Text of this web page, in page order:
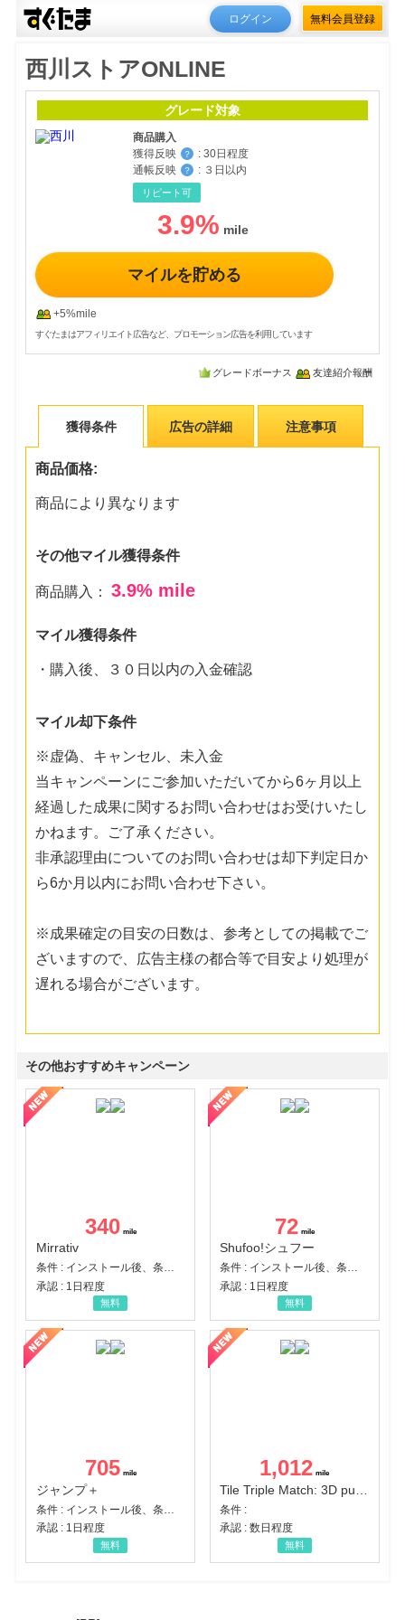
ログイン 無料会員登録
西川ストアONLINE
グレード対象
商品購入
獲得反映
？ : 30日程度
通帳反映
？ : ３日以内
リピート可
3.9%
マイルを貯める
+5%mile
すぐたまはアフィリエイト広告など、プロモーション広告を利用しています
グレードボーナス 友達紹介報酬
獲得条件 広告の詳細 注意事項
商品価格:
商品により異なります
その他マイル獲得条件
商品購入：3.9% mile
マイル獲得条件
・購入後、３０日以内の入金確認
マイル却下条件
※虚偽、キャンセル、未入金
当キャンペーンにご参加いただいてから6ヶ月以上
経過した成果に関するお問い合わせはお受けいたし
かねます。ご了承ください。
非承認理由についてのお問い合わせは却下判定日か
ら6か月以内にお問い合わせ下さい。
※成果確定の目安の日数は、参考としての掲載でご
ざいますので、広告主様の都合等で目安より処理が
遅れる場合がございます。
その他おすすめキャンペーン
340
Mirrativ
条件 : インストール後、条件達成
承認 : 1日程度
無料
72
Shufoo!シュフー
条件 : インストール後、条件達成
承認 : 1日程度
無料
705
ジャンプ＋
承認 : 1日程度
無料
1,012
条件 :
承認 : 数日程度
無料